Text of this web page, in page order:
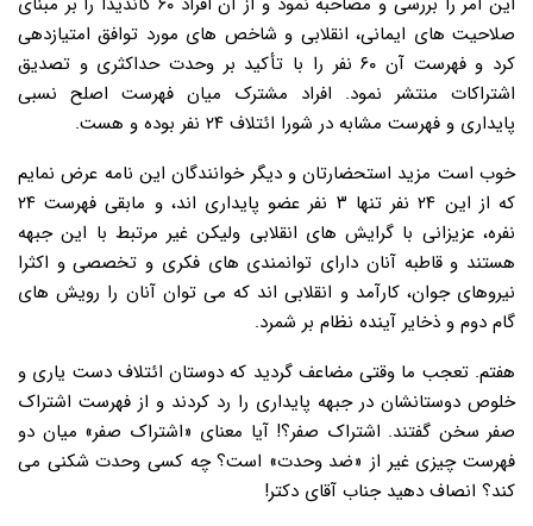
صلاحیت های ایمانی، انقلابی و شاخص های مورد توافق امتیازدهی
کرد و فهرست آن ۶۰ نفر را با تأکید بر وحدت حداکثری و تصدیق
اشتراکات منتشر نمود. افراد مشترک میان فهرست اصلح نسبی
پایداری و فهرست مشابه در شورا ائتلاف ۲۴ نفر بوده و هست.
خوب است مزید استحضارتان و دیگر خوانندگان این نامه عرض نمایم
که از این ۲۴ نفر تنها ۳ نفر عضو پایداری اند، و مابقی فهرست ۲۴
نفره، عزیزانی با گرایش های انقلابی ولیکن غیر مرتبط با این جبهه
هستند و قاطبه آنان دارای توانمندی های فکری و تخصصی و اکثرا
نیروهای جوان، کارآمد و انقلابی اند که می توان آنان را رویش های
گام دوم و ذخایر آینده نظام بر شمرد.
هفتم. تعجب ما وقتی مضاعف گردید که دوستان ائتلاف دست یاری و
خلوص دوستانشان در جبهه پایداری را رد کردند و از فهرست اشتراک
صفر سخن گفتند. اشتراک صفر؟! آیا معنای «اشتراک صفر» میان دو
فهرست چیزی غیر از «ضد وحدت» است؟ چه کسی وحدت شکنی می
کند؟ انصاف دهید جناب آقای دکتر!